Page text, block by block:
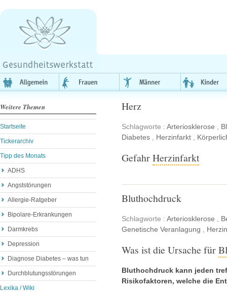
Weitere Themen
Startseite
Tickerarchiv
Tipp des Monats
ADHS
Angststörungen
Allergie-Ratgeber
Bipolare-Erkrankungen
Darmkrebs
Depression
Diagnose Diabetes – was tun
Durchblutungsstörungen
Lexika / Wiki
Herz
Schlagworte : Arteriosklerose
Diabetes
Herzinfarkt
GefahrHerzinfarkt
Bluthochdruck
Schlagworte : Arteriosklerose
Genetische Veranlagung
Was ist die Ursache für
Bluthochdruck kann jeden
Risikofaktoren, welche die